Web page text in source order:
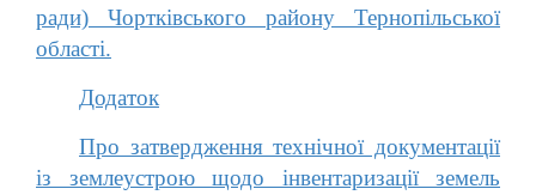
ради) Чортківського району Тернопільської
області.
Додаток
Про затвердження технічної документації
із землеустрою щодо інвентаризації земель